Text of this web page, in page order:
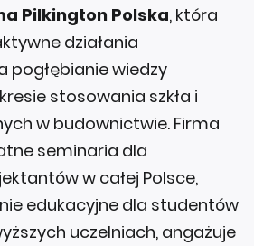
Pilkington Polska, która
działania
pogłębianie wiedzy
stosowania szkła i
w budownictwie. Firma
seminaria dla
w całej Polsce,
edukacyjne dla studentów
uczelniach, angażuje